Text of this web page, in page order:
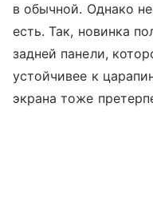
в обычной. Однако
есть. Так, новинка
задней панели,
устойчивее к
экрана тоже